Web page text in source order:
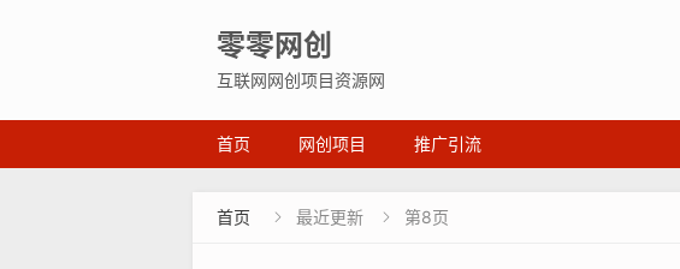
零零网创
互联网网创项目资源网
首页 网创项目 推广引流
首页  最近更新  第8页